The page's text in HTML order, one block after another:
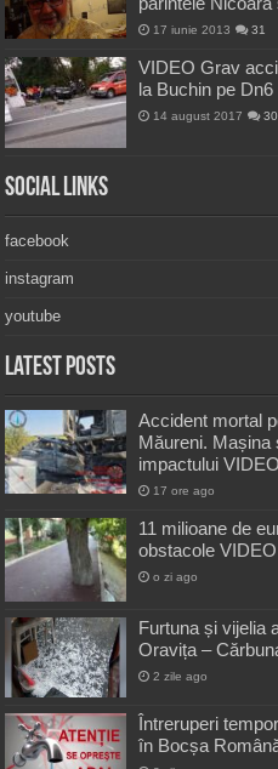
17 iunie 2013 31
VIDEO Grav
la Buchin pe Dn6
14 august 2017 30
Social Links
facebook
instagram
youtube
Latest Posts
Accident mortal
Măureni. Mașina
impactului VIDEO
17 ore ago
11 milioane de
obstacole VIDEO
o zi ago
Furtuna și vijelia
Oravița –
2 zile ago
Întreruperi
în Bocșa